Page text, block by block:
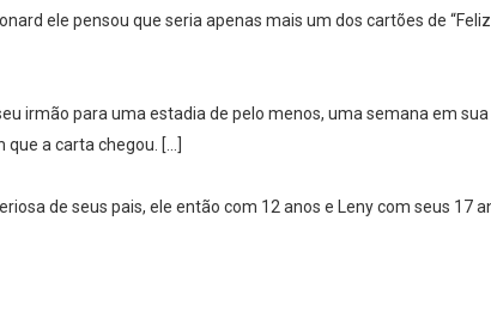
ele pensou que seria apenas mais um dos cartões de
irmão para uma estadia de pelo menos, uma semana em
a carta chegou. […]
de seus pais, ele então com 12 anos e Leny com seus 17